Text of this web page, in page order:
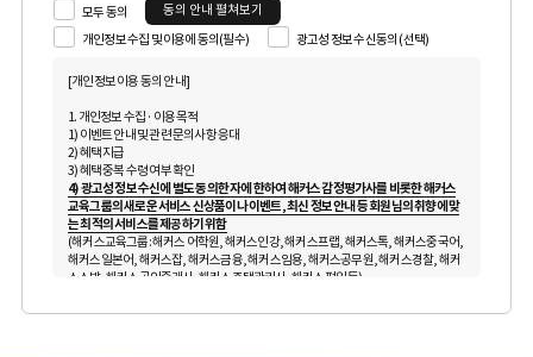
모두 동의
동의 안내 펼쳐보기
개인정보 수집 및 이용에 동의(필수)
광고성 정보 수신동의 (선택)
[개인정보 이용 동의 안내]
1. 개인정보 수집 · 이용 목적
1) 이벤트 안내 및 관련 문의사항 응대
2) 혜택 지급
3) 혜택 중복 수령 여부 확인
4) 광고성 정보 수신에 별도 동의한 자에 한하여 해커스 감정평가사를 비롯한 해커스
교육그룹의 새로운 서비스 신상품이나 이벤트, 최신 정보 안내 등 회원님의 취향에 맞
는 최적의 서비스를 제공하기 위함
(해커스교육그룹: 해커스 어학원, 해커스인강, 해커스프랩, 해커스톡, 해커스중국어,
해커스일본어, 해커스잡, 해커스금융, 해커스임용, 해커스공무원, 해커스경찰, 해커
스소방, 해커스공인중개사, 해커스주택관리사, 해커스편입 등)
2. 개인정보 수집·이용 항목: 이름, 휴대폰번호, 이메일